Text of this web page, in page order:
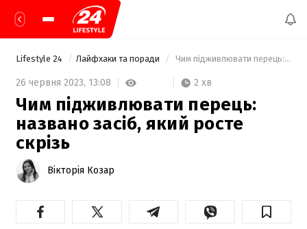
Lifestyle 24 Лайфхаки та поради Чим підживлювати перець: названо засіб, який росте скрізь
26 червня 2023, 13:08 2 хв
Чим підживлювати перець:
названо засіб, який росте
скрізь
Вікторія Козар